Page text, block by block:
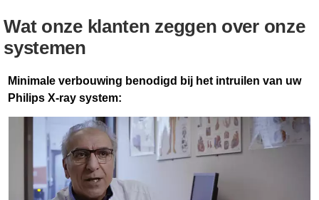
Wat onze klanten zeggen over onze
systemen
Minimale verbouwing benodigd bij het intruilen van uw
Philips X-ray system: